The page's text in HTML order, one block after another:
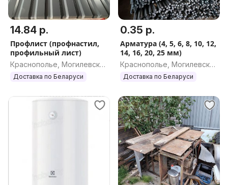
14.84 р.
Профлист (профнастил,
профильный лист)
Краснополье, Могилевская
обл.
Доставка по Беларуси
0.35 р.
Арматура (4, 5, 6, 8, 10, 12,
14, 16, 20, 25 мм)
Краснополье, Могилевская
обл.
Доставка по Беларуси